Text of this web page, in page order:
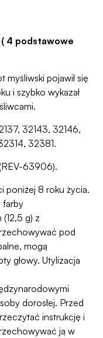
4 podstawowe
myśliwski pojawił się
i szybko wykazał
32143, 32146,
32381.
63906).
poniżej 8 roku życia.
farby
g) z
pod
mogą
głowy. Utylizacja
dorosłej. Przed
instrukcję i
ją w